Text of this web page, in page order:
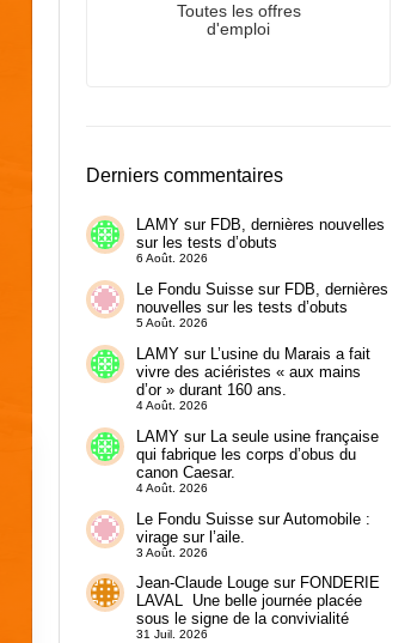
Toutes les offres
d'emploi
Derniers commentaires
LAMYsur FDB, dernières nouvelles
sur les tests d’obuts
6 Août. 2026
Le Fondu Suissesur FDB, dernières
nouvelles sur les tests d’obuts
5 Août. 2026
LAMYsur L’usine du Marais a fait
vivre des aciéristes « aux mains
d’or » durant 160 ans.
4 Août. 2026
LAMYsur
La seule usine française
qui fabrique les corps d’obus du
canon Caesar.
4 Août. 2026
Le Fondu SuissesurAutomobile :
virage sur l’aile.
3 Août. 2026
Jean-Claude Lougesur FONDERIE
LAVAL Une belle journée placée
sous le signe de la convivialité
31 Juil. 2026